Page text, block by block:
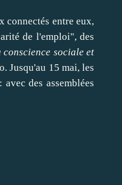
connectés entre eux,
de l'emploi", des
sociale et
Jusqu'au 15 mai, les
des assemblées